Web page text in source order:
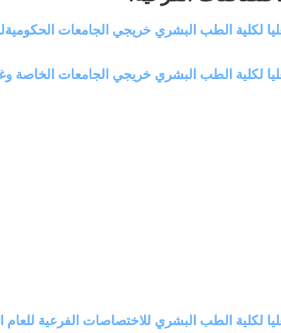
لكلية الطب البشري خريجي الجامعات الحكوميةللعام
لكلية الطب البشري خريجي الجامعات الخاصة وغير
لكلية الطب البشري للاختصاصات الفرعية للعام الدراسي